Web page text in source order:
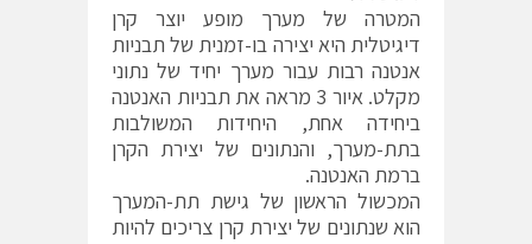
המטרה של מערך מופע יוצר קרן
דיגיטלית היא יצירה בו-זמנית של תבניות
אנטנה רבות עבור מערך יחיד של נתוני
מקלט. איור 3 מראה את תבניות האנטנה
ביחידה אחת, היחידות המשולבות
בתת-מערך, והנתונים של יצירת הקרן
ברמת האנטנה.
המכשול הראשון של גישת תת-המערך
הוא שנתונים של יצירת קרן צריכים להיות